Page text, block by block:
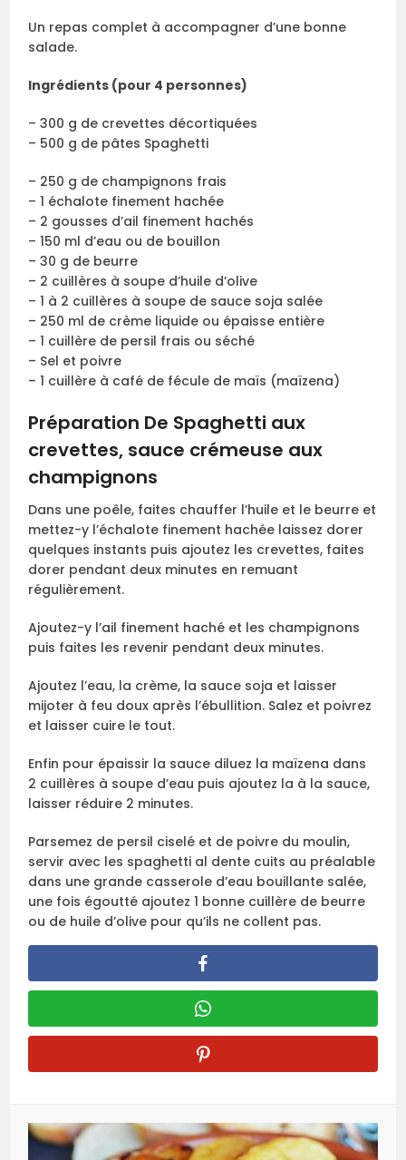
Un repas complet à accompagner d’une bonne
salade.
Ingrédients (pour 4 personnes)
– 300 g de crevettes décortiquées
– 500 g de pâtes Spaghetti
– 250 g de champignons frais
– 1 échalote finement hachée
– 2 gousses d’ail finement hachés
– 150 ml d’eau ou de bouillon
– 30 g de beurre
– 2 cuillères à soupe d’huile d’olive
– 1 à 2 cuillères à soupe de sauce soja salée
– 250 ml de crème liquide ou épaisse entière
– 1 cuillère de persil frais ou séché
– Sel et poivre
– 1 cuillère à café de fécule de maïs (maïzena)
Préparation De Spaghetti aux
crevettes, sauce crémeuse aux
champignons
Dans une poêle, faites chauffer l’huile et le beurre et
mettez-y l’échalote finement hachée laissez dorer
quelques instants puis ajoutez les crevettes, faites
dorer pendant deux minutes en remuant
régulièrement.
Ajoutez-y l’ail finement haché et les champignons
puis faites les revenir pendant deux minutes.
Ajoutez l’eau, la crème, la sauce soja et laisser
mijoter à feu doux après l’ébullition. Salez et poivrez
et laisser cuire le tout.
Enfin pour épaissir la sauce diluez la maïzena dans
2 cuillères à soupe d’eau puis ajoutez la à la sauce,
laisser réduire 2 minutes.
Parsemez de persil ciselé et de poivre du moulin,
servir avec les spaghetti al dente cuits au préalable
dans une grande casserole d’eau bouillante salée,
une fois égoutté ajoutez 1 bonne cuillère de beurre
ou de huile d’olive pour qu’ils ne collent pas.